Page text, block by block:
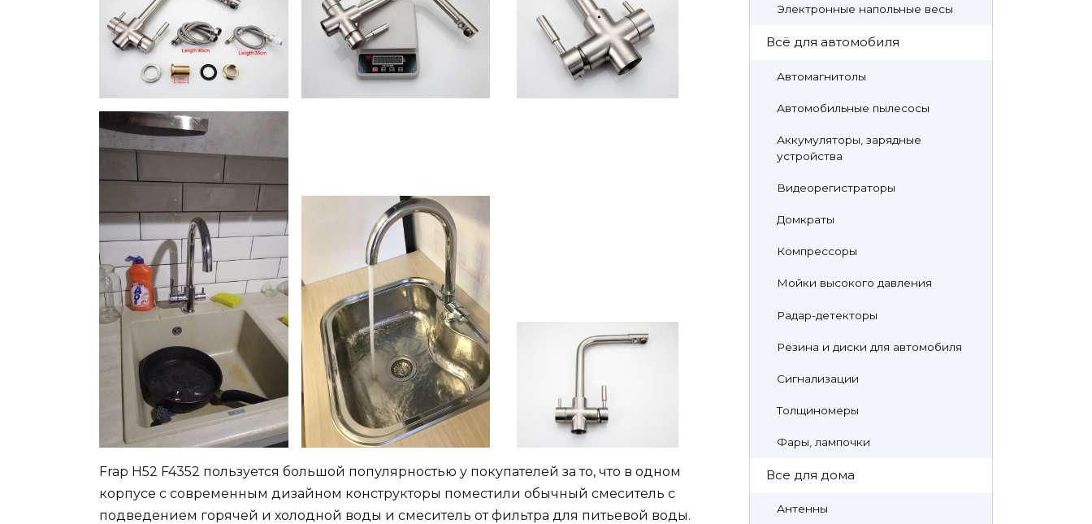
Frap H52 F4352 пользуется большой популярностью у покупателей за то, что в одном
корпусе с современным дизайном конструкторы поместили обычный смеситель с
подведением горячей и холодной воды и смеситель от фильтра для питьевой воды.
Электронные напольные весы
Всё для автомобиля
Автомагнитолы
Автомобильные пылесосы
Аккумуляторы, зарядные
устройства
Видеорегистраторы
Домкраты
Компрессоры
Мойки высокого давления
Радар-детекторы
Резина и диски для автомобиля
Сигнализации
Толщиномеры
Фары, лампочки
Все для дома
Антенны